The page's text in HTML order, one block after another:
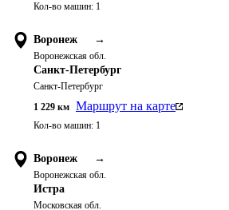
Кол-во машин: 1
Воронеж →
Воронежская обл.
Санкт-Петербург
Санкт-Петербург
1 229 км Маршрут на карте
Кол-во машин: 1
Воронеж →
Воронежская обл.
Истра
Московская обл.